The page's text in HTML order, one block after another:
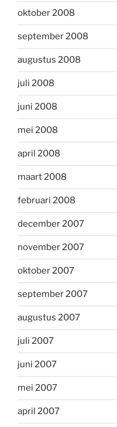
oktober 2008
september 2008
augustus 2008
juli 2008
juni 2008
mei 2008
april 2008
maart 2008
februari 2008
december 2007
november 2007
oktober 2007
september 2007
augustus 2007
juli 2007
juni 2007
mei 2007
april 2007